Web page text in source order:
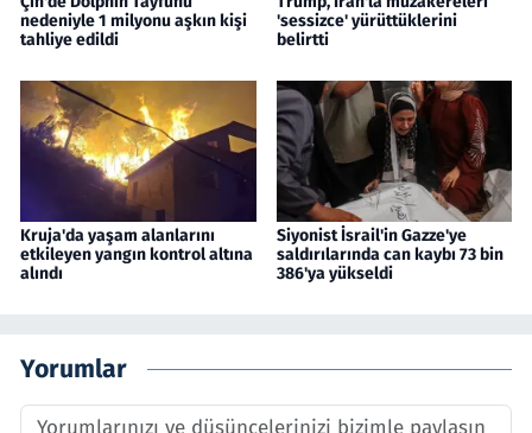
nedeniyle 1 milyonu aşkın kişi
tahliye edildi
'sessizce' yürüttüklerini
belirtti
Kruja'da yaşam alanlarını
etkileyen yangın kontrol altına
alındı
Siyonist İsrail'in Gazze'ye
saldırılarında can kaybı 73 bin
386'ya yükseldi
Yorumlar